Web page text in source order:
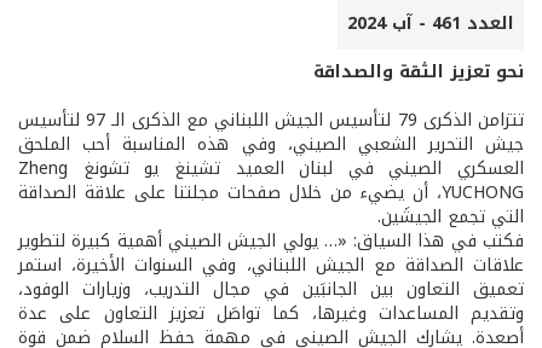
العدد 461 - آب 2024
نحو تعزيز الثقة والصداقة
تتزامن الذكرى 79 لتأسيس الجيش اللبناني مع الذكرى الـ 97 لتأسيس
جيش التحرير الشعبي الصيني، وفي هذه المناسبة أحب الملحق
العسكري الصيني في لبنان العميد تشينغ يو تشونغ Zheng
YUCHONG، أن يضيء من خلال صفحات مجلتنا على علاقة الصداقة
التي تجمع الجيشَين.
فكتب في هذا السياق: «… يولي الجيش الصيني أهمية كبيرة لتطوير
علاقات الصداقة مع الجيش اللبناني، وفي السنوات الأخيرة، استمر
تعميق التعاون بين الجانبَين في مجال التدريب، وزيارات الوفود،
وتقديم المساعدات وغيرها، كما تواصَل تعزيز التعاون على عدة
أصعدة. يشارك الجيش الصيني في مهمة حفظ السلام ضمن قوة